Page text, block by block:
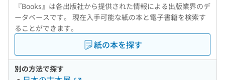
『Books』は各出版社から提供された情報による出版業界のデ
ータベースです。 現在入手可能な紙の本と電子書籍を検索す
ることができます。
紙の本を探す
別の方法で探す